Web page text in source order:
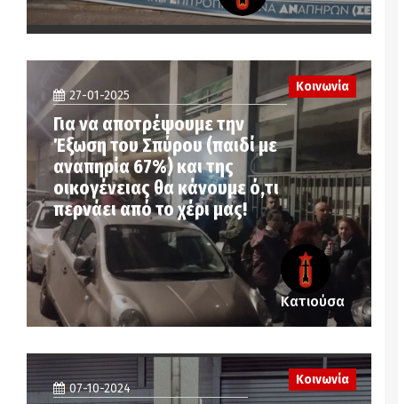
Κοινωνία
27-01-2025
Για να αποτρέψουμε την
Έξωση του Σπύρου (παιδί με
αναπηρία 67%) και της
οικογένειας θα κάνουμε ό,τι
περνάει από το χέρι μας!
Κατιούσα
07-10-2024
Κοινωνία